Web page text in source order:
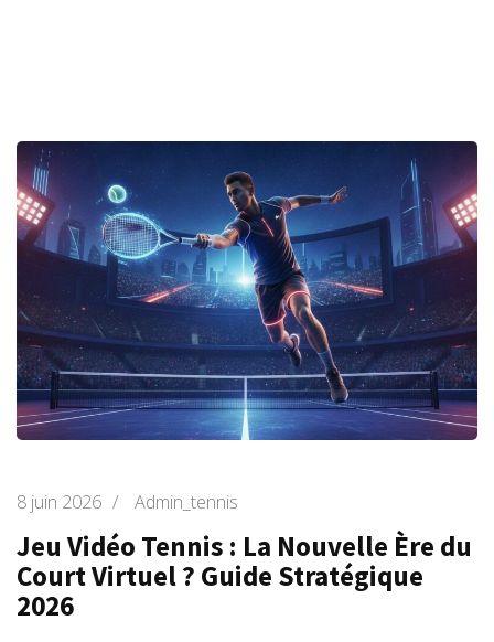
8 juin 2026 / Admin_tennis
Jeu Vidéo Tennis : La Nouvelle Ère du
Court Virtuel ? Guide Stratégique
2026